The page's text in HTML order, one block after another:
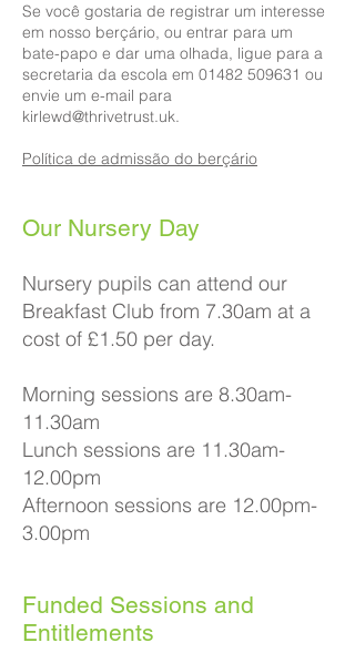
Se você gostaria de registrar um interesse
em nosso berçário, ou entrar para um
bate-papo e dar uma olhada, ligue para a
secretaria da escola em 01482 509631 ou
envie um e-mail para
kirlewd@thrivetrust.uk.
Política de admissão do berçário
​​Our Nursery Day
Nursery pupils can attend our
Breakfast Club from 7.30am at a
cost of £1.50 per day.
Morning sessions are 8.30am-
11.30am
Lunch sessions are 11.30am-
12.00pm
Afternoon sessions are 12.00pm-
3.00pm​
Funded Sessions and
Entitlements